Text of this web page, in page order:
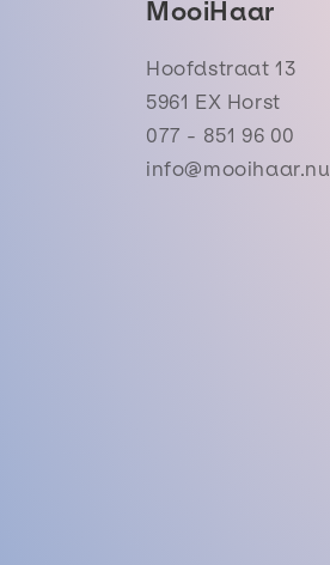
MooiHaar
Hoofdstraat 13
5961 EX Horst
077 - 851 96 00
info@mooihaar.nu